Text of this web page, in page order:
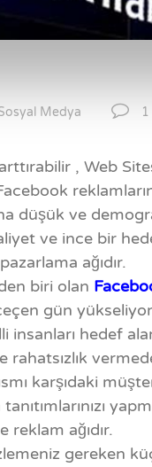
Medya 1
, Web
düşük ve
ve ince bir
ağıdır.
biri olan
gün
insanları hedef
karşıdaki
reklam ağıdır.
gereken